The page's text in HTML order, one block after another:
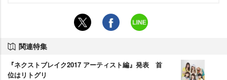
関連特集
『ネクストブレイク2017 アーティスト編』発表 首
位はリトグリ